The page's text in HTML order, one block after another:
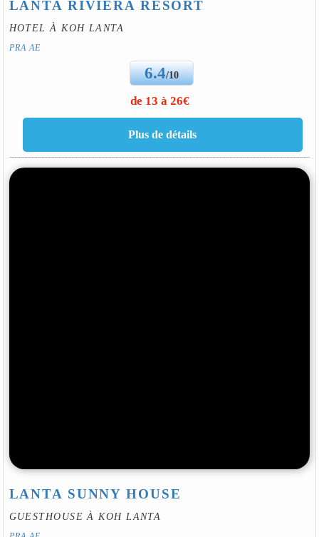
LANTA RIVIERA RESORT
HOTEL À KOH LANTA
PRA AE
6.4/10
de 13 à 26€
LANTA SUNNY HOUSE
GUESTHOUSE À KOH LANTA